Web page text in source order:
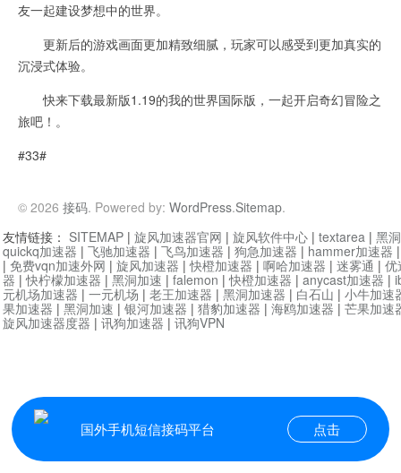
友一起建设梦想中的世界。
更新后的游戏画面更加精致细腻，玩家可以感受到更加真实的
沉浸式体验。
快来下载最新版1.19的我的世界国际版，一起开启奇幻冒险之
旅吧！。
#33#
© 2026 接码. Powered by: WordPress.Sitemap.
国外手机短信接码平台 点击
友情链接： SITEMAP | 旋风加速器官网 | 旋风软件中心 | textarea | 黑
quickq加速器 | 飞驰加速器 | 飞鸟加速器 | 狗急加速器 | hammer加速器
| 免费vqn加速外网 | 旋风加速器 |快橙加速器 | 啊哈加速器 | 迷雾通 | 优
器 |快柠檬加速器 | 黑洞加速 | falemon |快橙加速器 | anycast加速器 |
元机场加速器 | 一元机场 | 老王加速器 | 黑洞加速器 | 白石山 | 小牛加速
果加速器 | 黑洞加速 | 银河加速器 | 猎豹加速器 | 海鸥加速器 | 芒果加速
旋风加速器度器 | 讯狗加速器 | 讯狗VPN